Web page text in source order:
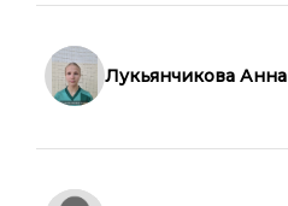
Лукьянчикова Анна